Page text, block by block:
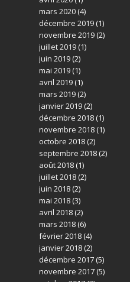
mars 2020(4)
décembre 2019(1)
novembre 2019(2)
juillet 2019(1)
juin 2019(2)
mai 2019(1)
avril 2019(1)
mars 2019(2)
janvier 2019(2)
décembre 2018(1)
novembre 2018(1)
octobre 2018(2)
septembre 2018(2)
août 2018(1)
juillet 2018(2)
juin 2018(2)
mai 2018(3)
avril 2018(2)
mars 2018(6)
février 2018(4)
janvier 2018(2)
décembre 2017(5)
novembre 2017(5)